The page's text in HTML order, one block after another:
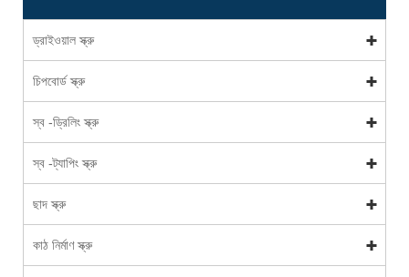
ড্রাইওয়াল স্ক্রু
চিপবোর্ড স্ক্রু
স্ব -ড্রিলিং স্ক্রু
স্ব -ট্যাপিং স্ক্রু
ছাদ স্ক্রু
কাঠ নির্মাণ স্ক্রু